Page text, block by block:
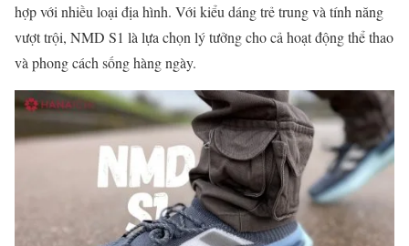
hợp với nhiều loại địa hình. Với kiểu dáng trẻ trung và tính năng
vượt trội, NMD S1 là lựa chọn lý tưởng cho cả hoạt động thể thao
và phong cách sống hàng ngày.